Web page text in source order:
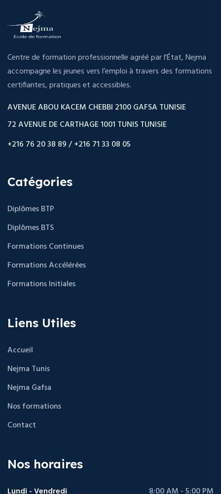
Centre de formation professionnelle agréé par l'État, Nejma
accompagne les jeunes vers l’emploi à travers des formations
certifiantes, pratiques et accessibles.
AVENUE ABOU KACEM CHEBBI 2100 GAFSA TUNISIE
72 AVENUE DE CARTHAGE 1001 TUNIS TUNISIE
+216 76 20 38 89 / +216 71 33 08 05
Catégories
Diplômes BTP
Diplômes BTS
Formations Continues
Formations Accélérées
Formations Initiales
Liens Utiles
Accueil
Nejma Tunis
Nejma Gafsa
Nos formations
Contact
Nos horaires
Lundi - Vendredi 8:00 AM - 5:00 PM